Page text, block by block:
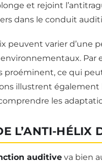
et rejoint
dans le conduit
peuvent varier d’une
Par
proéminent, ce qui
illustrent
les
L’ANTI-HÉLIX
auditive va bien